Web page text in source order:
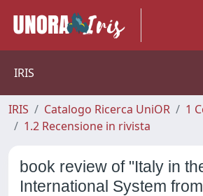
IRIS
IRIS Catalogo Ricerca UniOR
1
1.2 Recensione in rivista
book review of "Italy in
International System